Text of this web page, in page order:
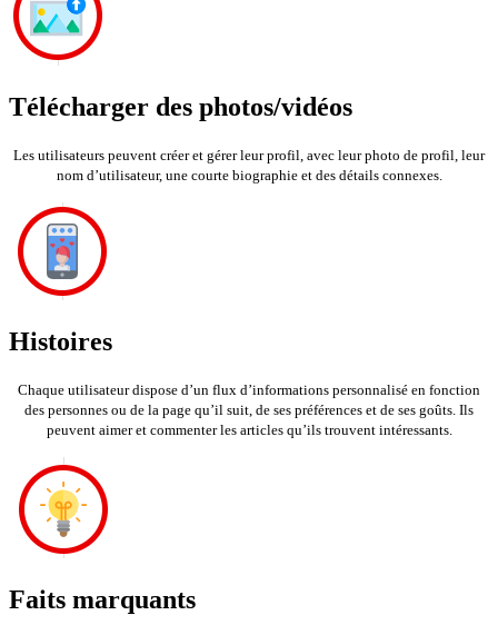
Télécharger des photos/vidéos
Les utilisateurs peuvent créer et gérer leur profil, avec leur photo de profil, leur
nom d’utilisateur, une courte biographie et des détails connexes.
Histoires
Chaque utilisateur dispose d’un flux d’informations personnalisé en fonction
des personnes ou de la page qu’il suit, de ses préférences et de ses goûts. Ils
peuvent aimer et commenter les articles qu’ils trouvent intéressants.
Faits marquants